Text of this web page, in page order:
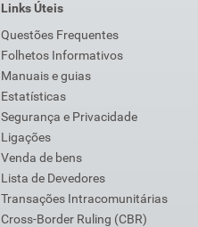
Links Úteis
Questões Frequentes
Folhetos Informativos
Manuais e guias
Estatísticas
Segurança e Privacidade
Ligações
Venda de bens
Lista de Devedores
Transações Intracomunitárias
Cross-Border Ruling (CBR)